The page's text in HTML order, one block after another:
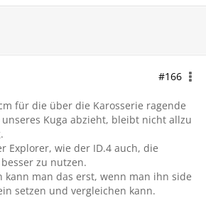
#166
für die über die Karosserie ragende
unseres Kuga abzieht, bleibt nicht allzu
Explorer, wie der ID.4 auch, die
zu nutzen.
kann man das erst, wenn man ihn side
setzen und vergleichen kann.